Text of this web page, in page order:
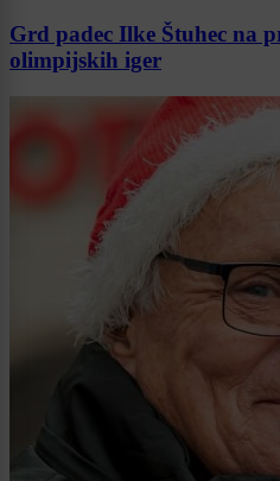
Grd padec Ilke Štuhec na
olimpijskih iger